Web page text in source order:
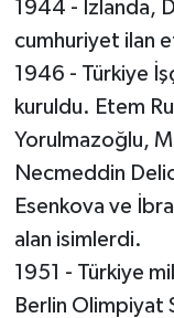
1944 - İzlanda,
cumhuriyet ilan
1946 - Türkiye
kuruldu. Etem
Yorulmazoğlu,
Necmeddin
Esenkova ve
alan isimlerdi.
1951 - Türkiye
Berlin Olimpiyat